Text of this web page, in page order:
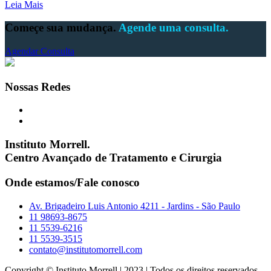
Leia Mais
Começe sua mudança. Agende uma consulta.
Agendar Consulta
Nossas Redes
Instituto Morrell.
Centro Avançado de Tratamento e Cirurgia
Onde estamos/Fale conosco
Av. Brigadeiro Luis Antonio 4211 - Jardins - São Paulo
11 98693-8675
11 5539-6216
11 5539-3515
contato@institutomorrell.com